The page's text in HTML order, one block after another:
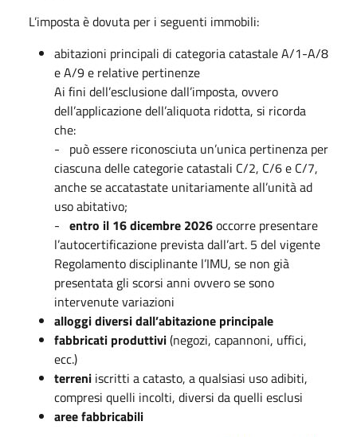
L’imposta è dovuta per i seguenti immobili:
abitazioni principali di categoria catastale A/1-A/8
e A/9 e relative pertinenze
Ai fini dell’esclusione dall’imposta, ovvero
dell’applicazione dell’aliquota ridotta, si ricorda
che:
- può essere riconosciuta un’unica pertinenza per
ciascuna delle categorie catastali C/2, C/6 e C/7,
anche se accatastate unitariamente all’unità ad
uso abitativo;
- entro il 16 dicembre 2026occorre presentare
l’autocertificazione prevista dall’art. 5 del vigente
Regolamento disciplinante l’IMU, se non già
presentata gli scorsi anni ovvero se sono
intervenute variazioni
alloggi diversi dall’abitazione principale
fabbricati produttivi(negozi, capannoni, uffici,
ecc.)
terreni iscritti a catasto, a qualsiasi uso adibiti,
compresi quelli incolti, diversi da quelli esclusi
aree fabbricabili